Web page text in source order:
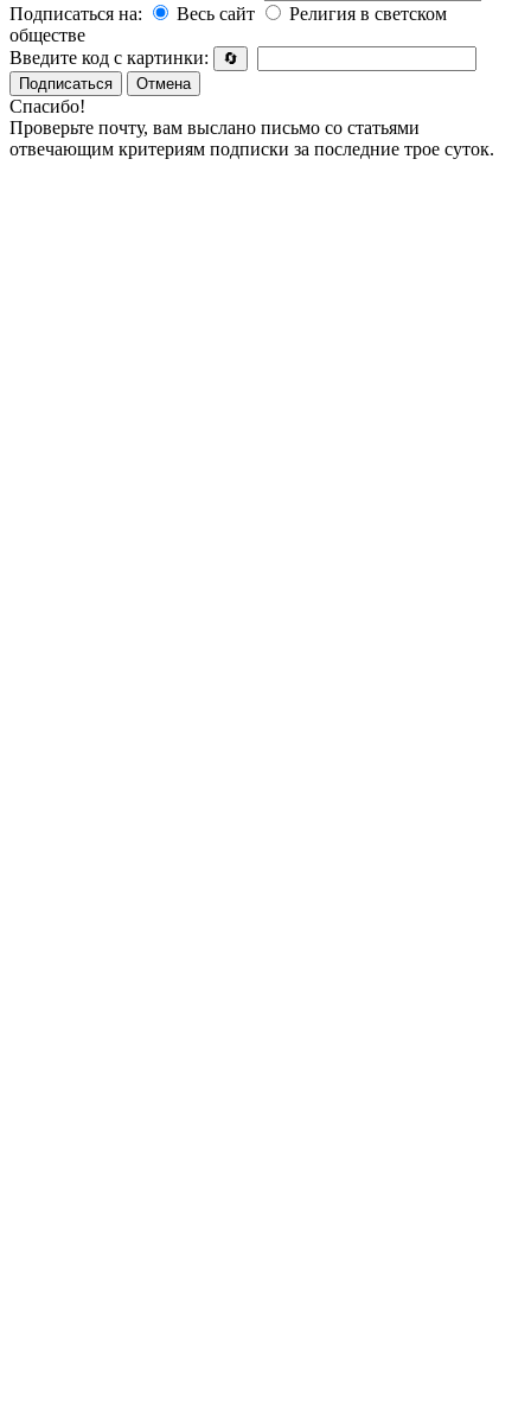
Подписаться на:
Весь сайт
Религия в светском
обществе
Введите код с картинки:
🔄
Подписаться
Отмена
Спасибо!
Проверьте почту, вам выслано письмо со статьями
отвечающим критериям подписки за последние трое суток.